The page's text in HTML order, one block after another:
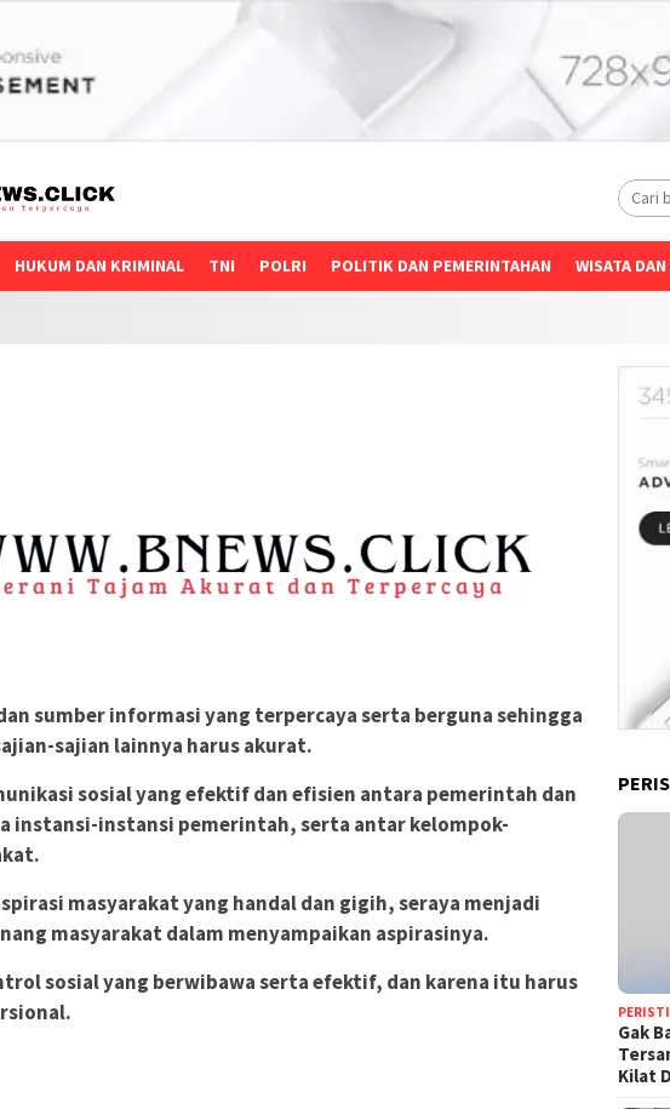
HUKUM DAN KRIMINAL TNI POLRI POLITIK DAN PEMERINTAHAN WISATA
sumber informasi yang terpercaya serta berguna sehingga
sajian lainnya harus akurat.
sosial yang efektif dan efisien antara pemerintah dan
instansi-instansi pemerintah, serta antar kelompok-
masyarakat yang handal dan gigih, seraya menjadi
masyarakat dalam menyampaikan aspirasinya.
sosial yang berwibawa serta efektif, dan karena itu harus
Gak
Kilat